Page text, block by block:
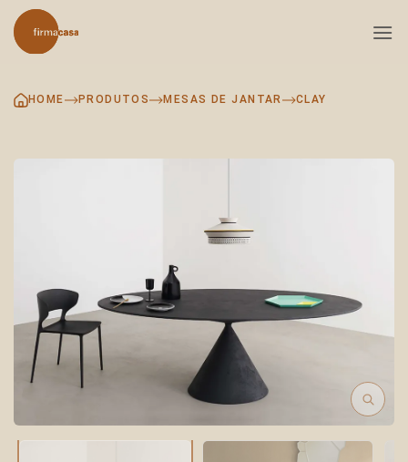
Skip
to
content
HOME PRODUTOS MESAS DE JANTAR CLAY